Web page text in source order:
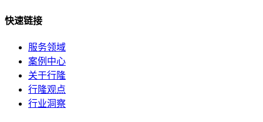
快速链接
服务领域
案例中心
关于行隆
行隆观点
行业洞察